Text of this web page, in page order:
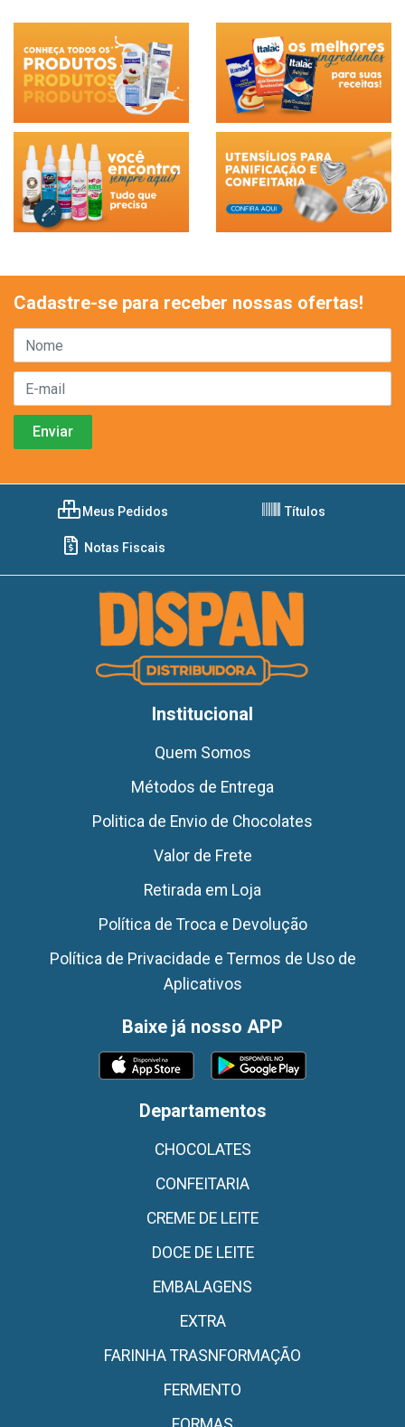
Cadastre-se para receber nossas ofertas!
Meus Pedidos Títulos
Notas Fiscais
Institucional
Quem Somos
Métodos de Entrega
Politica de Envio de Chocolates
Valor de Frete
Retirada em Loja
Política de Troca e Devolução
Política de Privacidade e Termos de Uso de
Aplicativos
Baixe já nosso APP
Departamentos
CHOCOLATES
CONFEITARIA
CREME DE LEITE
DOCE DE LEITE
EMBALAGENS
EXTRA
FARINHA TRASNFORMAÇÃO
FERMENTO